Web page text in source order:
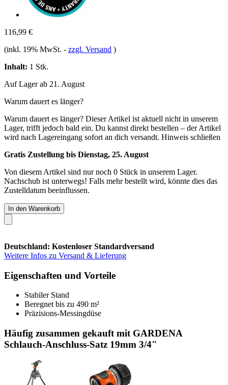
116,99 €
(inkl. 19% MwSt. - zzgl. Versand )
Inhalt: 1 Stk.
Auf Lager ab 21. August
Warum dauert es länger?
Warum dauert es länger? Dieser Artikel ist aktuell nicht in unserem
Lager, trifft jedoch bald ein. Du kannst direkt bestellen – der Artikel
wird nach Lagereingang sofort an dich versandt. Hinweis schließen
Gratis Zustellung bis Dienstag, 25. August
Von diesem Artikel sind nur noch 0 Stück in unserem Lager.
Nachschub ist unterwegs! Falls mehr bestellt wird, könnte dies das
Zustelldatum beeinflussen.
In den Warenkorb
Deutschland: Kostenloser Standardversand
Weitere Infos zu Versand & Lieferung
Eigenschaften und Vorteile
Stabiler Stand
Beregnet bis zu 490 m²
Präzisions-Messingdüse
Häufig zusammen gekauft mit GARDENA
Schlauch-Anschluss-Satz 19mm 3/4"